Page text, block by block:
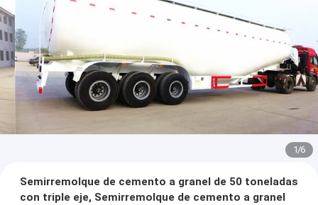
1/6
Semirremolque de cemento a granel de 50 toneladas
con triple eje, Semirremolque de cemento a granel